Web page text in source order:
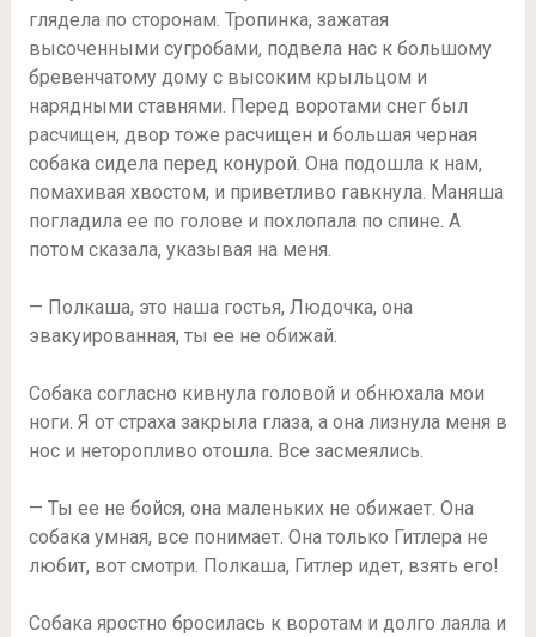
глядела по сторонам. Тропинка, зажатая
высоченными сугробами, подвела нас к большому
бревенчатому дому с высоким крыльцом и
нарядными ставнями. Перед воротами снег был
расчищен, двор тоже расчищен и большая черная
собака сидела перед конурой. Она подошла к нам,
помахивая хвостом, и приветливо гавкнула. Маняша
погладила ее по голове и похлопала по спине. А
потом сказала, указывая на меня.
— Полкаша, это наша гостья, Людочка, она
эвакуированная, ты ее не обижай.
Собака согласно кивнула головой и обнюхала мои
ноги. Я от страха закрыла глаза, а она лизнула меня в
нос и неторопливо отошла. Все засмеялись.
— Ты ее не бойся, она маленьких не обижает. Она
собака умная, все понимает. Она только Гитлера не
любит, вот смотри. Полкаша, Гитлер идет, взять его!
Собака яростно бросилась к воротам и долго лаяла и